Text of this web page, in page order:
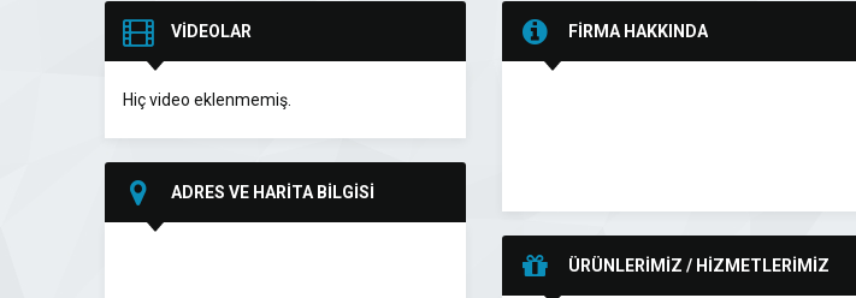
VİDEOLAR
Hiç video eklenmemiş.
ADRES VE HARİTA BİLGİSİ
FİRMA HAKKINDA
ÜRÜNLERİMİZ / HİZMETLERİMİZ